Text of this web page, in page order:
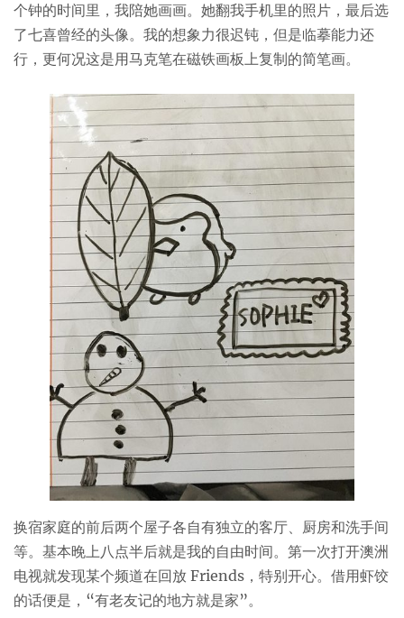
个钟的时间里，我陪她画画。她翻我手机里的照片，最后选
了七喜曾经的头像。我的想象力很迟钝，但是临摹能力还
行，更何况这是用马克笔在磁铁画板上复制的简笔画。
换宿家庭的前后两个屋子各自有独立的客厅、厨房和洗手间
等。基本晚上八点半后就是我的自由时间。第一次打开澳洲
电视就发现某个频道在回放 Friends，特别开心。借用虾饺
的话便是，“有老友记的地方就是家”。